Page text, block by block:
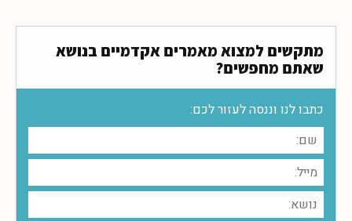
מתקשים למצוא מאמרים אקדמיים בנושא
שאתם מחפשים?
כתבו לנו וננסה לעזור לכם: